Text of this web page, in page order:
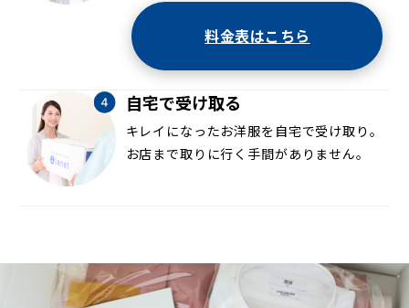
料金表はこちら
自宅で受け取る
キレイになったお洋服を自宅で受け取り。
お店まで取りに行く手間がありません。